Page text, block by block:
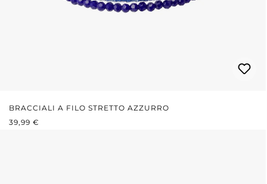
BRACCIALI A FILO STRETTO AZZURRO
PREZZO NORMALE:
39,99 €